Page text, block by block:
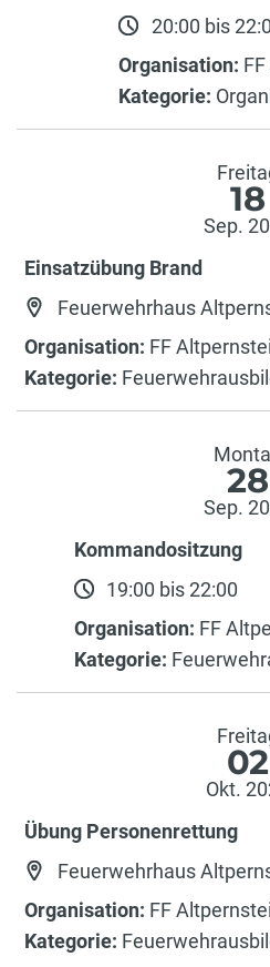
20:00 bis
Organisation:
Kategorie:
18
Sep.
Einsatzübung Brand
Feuerwehrhaus
Organisation: FF
Kategorie:
28
Sep.
Kommandositzung
19:00 bis 22:00
Organisation: FF
Kategorie:
02
Okt.
Übung Personenrettung
Feuerwehrhaus
Organisation: FF
Kategorie: